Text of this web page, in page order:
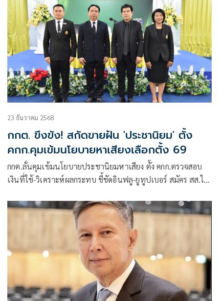
23 ธันวาคม 2568
กกต. ขึงขัง! สกัดขายฝัน 'ประชานิยม' ตั้ง
คกก.คุมเข้มนโยบายหาเสียงเลือกตั้ง 69
กกต.ลั่นคุมเข้มนโยบายประชานิยมหาเสียง ตั้ง คกก.ตรวจสอบ
เงินที่ใช้-วิเคราะห์ผลกระทบ ชี้ชัดอินฟลู-ยูทูปเบอร์ สมัคร สส.ไม่